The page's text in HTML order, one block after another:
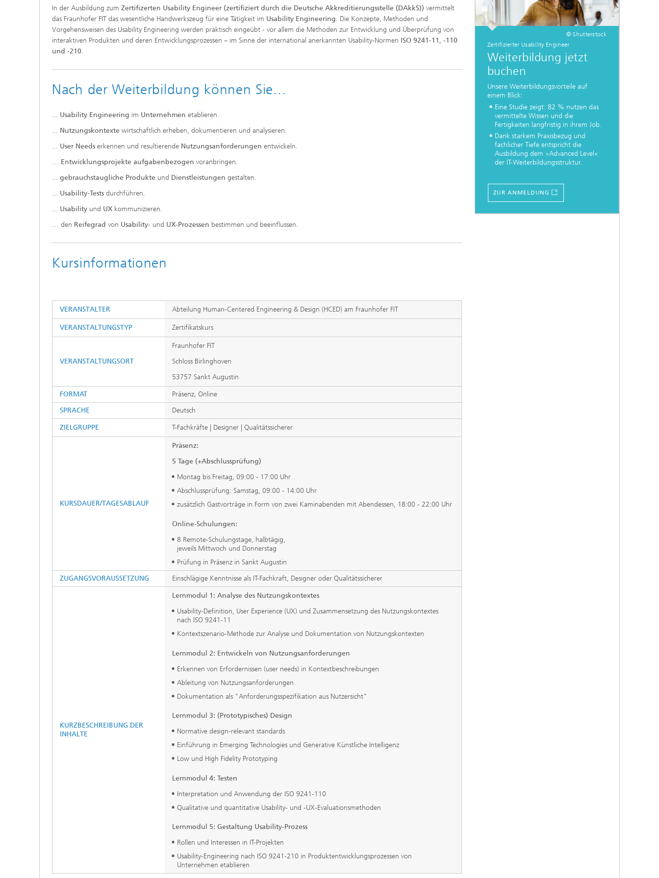
In der Ausbildung zum Zertifizerten Usability Engineer (zertifiziert durch die Deutsche Akkreditierungsstelle (DAkkS)) vermittelt
das Fraunhofer FIT das wesentliche Handwerkszeug für eine Tätigkeit im Usability Engineering. Die Konzepte, Methoden und
Vorgehensweisen des Usability Engineering werden praktisch eingeübt - vor allem die Methoden zur Entwicklung und Überprüfung von
interaktiven Produkten und deren Entwicklungsprozessen – im Sinne der international anerkannten Usability-Normen ISO 9241-11, -110
und -210.
Nach der Weiterbildung können Sie...
... Usability Engineering im Unternehmen etablieren.
... Nutzungskontexte wirtschaftlich erheben, dokumentieren und analysieren.
... User Needs erkennen und resultierende Nutzungsanforderungen entwickeln.
… Entwicklungsprojekte aufgabenbezogen voranbringen.
... gebrauchstaugliche Produkte und Dienstleistungen gestalten.
... Usability-Tests durchführen.
... Usability und UX kommunizieren.
… den Reifegrad von Usability- und UX-Prozessen bestimmen und beeinflussen.
Kursinformationen
VERANSTALTER Abteilung Human-Centered Engineering & Design (HCED) am Fraunhofer FIT
VERANSTALTUNGSTYP Zertifikatskurs
VERANSTALTUNGSORT
Fraunhofer FIT
Schloss Birlinghoven
53757 Sankt Augustin
FORMAT
Präsenz, Online
SPRACHE
Deutsch
ZIELGRUPPE T-Fachkräfte | Designer | Qualitätssicherer
KURSDAUER/TAGESABLAUF
Präsenz:
5 Tage (+Abschlussprüfung)
Montag bis Freitag, 09:00 - 17:00 Uhr
Abschlussprüfung: Samstag, 09:00 - 14:00 Uhr
zusätzlich Gastvorträge in Form von zwei Kaminabenden mit Abendessen, 18:00 - 22:00 Uhr
Online-Schulungen:
8 Remote-Schulungstage, halbtägig,
jeweils Mittwoch und Donnerstag
Prüfung in Präsenz in Sankt Augustin
ZUGANGSVORAUSSETZUNG
Einschlägige Kenntnisse als IT-Fachkraft, Designer oder Qualitätssicherer
KURZBESCHREIBUNG DER
INHALTE
Lernmodul 1: Analyse des Nutzungskontextes
Usability-Definition, User Experience (UX) und Zusammensetzung des Nutzungskontextes
nach ISO 9241-11
Kontextszenario-Methode zur Analyse und Dokumentation von Nutzungskontexten
Lernmodul 2: Entwickeln von Nutzungsanforderungen
Erkennen von Erfordernissen (user needs) in Kontextbeschreibungen
Ableitung von Nutzungsanforderungen
Dokumentation als "Anforderungsspezifikation aus Nutzersicht"
Lernmodul 3: (Prototypisches) Design
Normative design-relevant standards
Einführung in Emerging Technologies und Generative Künstliche Intelligenz
Low und High Fidelity Prototyping
Lernmodul 4: Testen
Interpretation und Anwendung der ISO 9241-110
Qualitative und quantitative Usability- und -UX-Evaluationsmethoden
Lernmodul 5: Gestaltung Usability-Prozess
Rollen und Interessen in IT-Projekten
Usability-Engineering nach ISO 9241-210 in Produktentwicklungsprozessen von
Unternehmen etablieren
© Shutterstock
Zertifizierter Usability Engineer
Weiterbildung jetzt
buchen
Unsere Weiterbildungsvorteile auf
einem Blick:
Eine Studie zeigt: 82 % nutzen das
vermittelte Wissen und die
Fertigkeiten langfristig in ihrem Job.
Dank starkem Praxisbezug und
fachlicher Tiefe entspricht die
Ausbildung dem »Advanced Level«
der IT-Weiterbildungsstruktur.
ZUR ANMELDUNG